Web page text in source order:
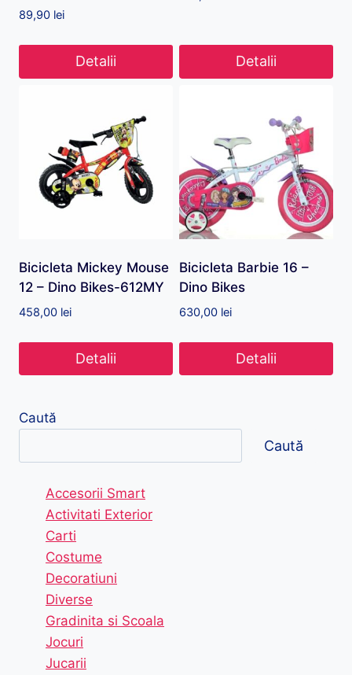
89,90 lei
Detalii Detalii
Bicicleta Mickey Mouse
12 – Dino Bikes-612MY
458,00 lei
Detalii
Bicicleta Barbie 16 –
Dino Bikes
630,00 lei
Detalii
Caută
Caută
Accesorii Smart
Activitati Exterior
Carti
Costume
Decoratiuni
Diverse
Gradinita si Scoala
Jocuri
Jucarii